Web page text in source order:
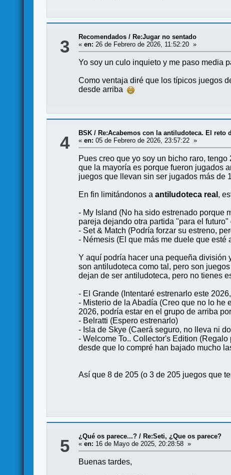
3 Recomendados / Re:Jugar no sentado
«en: 26 de Febrero de 2026, 11:52:20 »
Yo soy un culo inquieto y me paso media
Como ventaja diré que los típicos juegos
desde arriba
4 BSK / Re:Acabemos con la antiludoteca. El reto
«en: 05 de Febrero de 2026, 23:57:22 »
Pues creo que yo soy un bicho raro,
que la mayoría es porque fueron jugados
juegos que llevan sin ser jugados más de
En fin limitándonos aantiludoteca real ,
- My Island (No ha sido estrenado porque
pareja dejando otra partida "para el
- Set & Match (Podría forzar su estreno,
- Némesis (El que más me duele que
Y aquí podría hacer una pequeña división
son antiludoteca como tal, pero son
dejan de ser antiludoteca, pero no tienes
- El Grande (Intentaré estrenarlo este
- Misterio de la Abadía (Creo que no lo he
2026, podría estar en el grupo de arriba
- Belratti (Espero estrenarlo)
- Isla de Skye (Caerá seguro, no lleva ni
- Welcome To.. Collector's Edition
desde que lo compré han bajado mucho
Así que 8 de 205 (o 3 de 205 juegos que
5 ¿Qué os parece...? / Re:Seti, ¿Que os parece?
«en: 16 de Mayo de 2025, 20:28:58 »
Buenas tardes,